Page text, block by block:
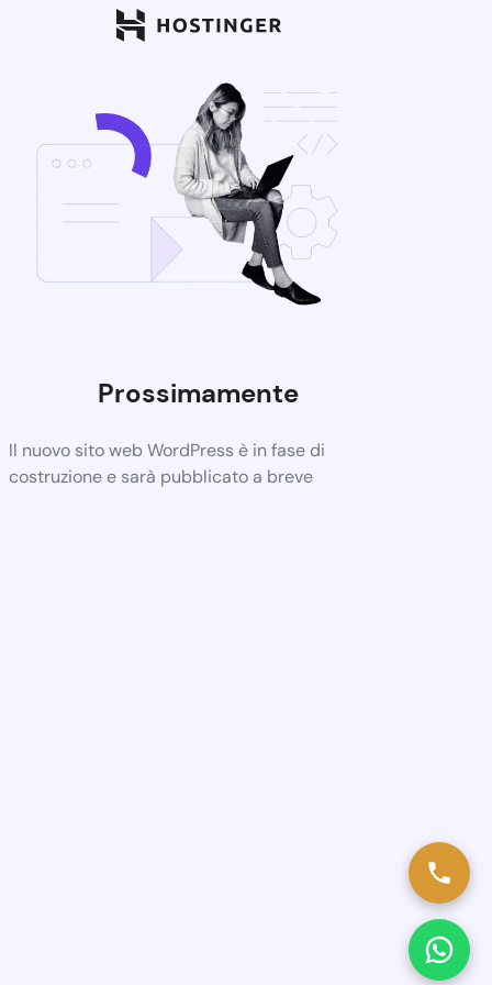
Prossimamente
Il nuovo sito web WordPress è in fase di
costruzione e sarà pubblicato a breve